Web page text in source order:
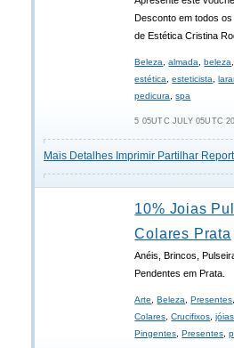
Desconto em todos
de Estética Cristina
Beleza ,almada ,beleza
estética
,esteticista ,
pedicura
,spa
5 05UTC JULY 05UTC
Mais Detalhes Imprimir Partilhar
10% Joias
Colares Prata
Anéis, Brincos,
Pendentes em Prata.
Arte ,Beleza ,Presentes
Colares ,Crucifixos ,jóias
Pingentes ,Presentes ,